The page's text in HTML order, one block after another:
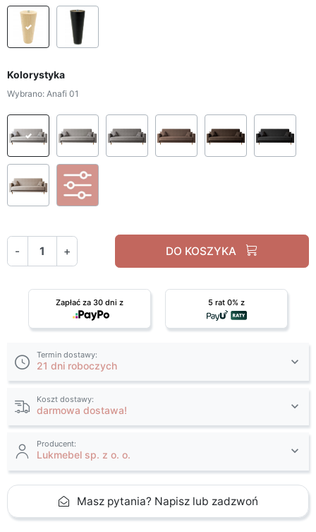
Drewniane buk
Kolorystyka
Wybrano: Anafi 01
Anafi 01
Anafi 22
- + DO KOSZYKA
Zapłać za 30 dni z 5 rat 0% z
Termin dostawy:
21 dni roboczych
Koszt dostawy:
darmowa dostawa!
Producent:
Lukmebel sp. z o. o.
Masz pytania? Napisz lub zadzwoń